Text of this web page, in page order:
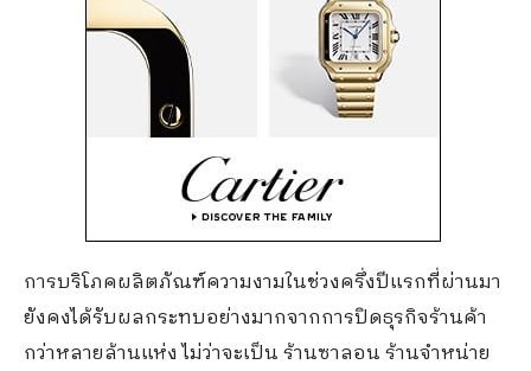
การบริโภคผลิตภัณฑ์ความงามในช่วงครึ่งปีแรกที่ผ่านมา
ยังคงได้รับผลกระทบอย่างมากจากการปิดธุรกิจร้านค้า
กว่าหลายล้านแห่ง ไม่ว่าจะเป็น ร้านซาลอน ร้านจำหน่าย